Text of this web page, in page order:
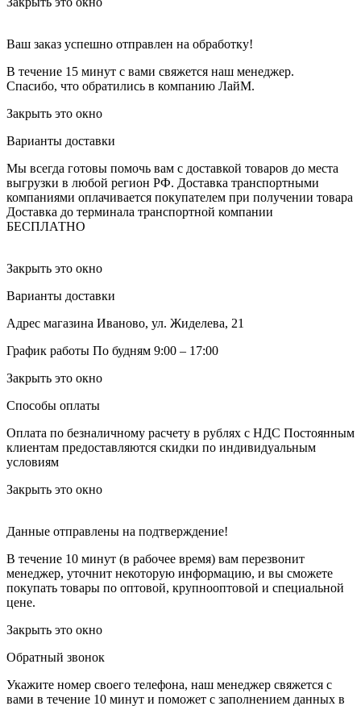
Ваш заказ успешно отправлен на обработку!
В течение 15 минут с вами свяжется наш менеджер.
Спасибо, что обратились в компанию ЛайМ.
Закрыть это окно
Варианты доставки
Мы всегда готовы помочь вам с доставкой товаров до места
выгрузки в любой регион РФ. Доставка транспортными
компаниями оплачивается покупателем при получении товара
Доставка до терминала транспортной компании
БЕСПЛАТНО
Закрыть это окно
Варианты доставки
Адрес магазина Иваново, ул. Жиделева, 21
График работы По будням 9:00 – 17:00
Закрыть это окно
Способы оплаты
Оплата по безналичному расчету в рублях с НДС Постоянным
клиентам предоставляются скидки по индивидуальным
условиям
Закрыть это окно
Данные отправлены на подтверждение!
В течение 10 минут (в рабочее время) вам перезвонит
менеджер, уточнит некоторую информацию, и вы сможете
покупать товары по оптовой, крупнооптовой и специальной
цене.
Закрыть это окно
Обратный звонок
Укажите номер своего телефона, наш менеджер свяжется с
вами в течение 10 минут и поможет с заполнением данных в